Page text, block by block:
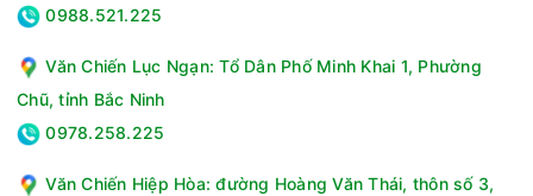
0988.521.225
Văn Chiến Lục Ngạn: Tổ Dân Phố Minh Khai 1, Phường
Chũ, tỉnh Bắc Ninh
0978.258.225
Văn Chiến Hiệp Hòa: đường Hoàng Văn Thái, thôn số 3,